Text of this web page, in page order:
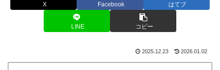
X Facebook はてブ
LINE コピー
2025.12.23 2026.01.02